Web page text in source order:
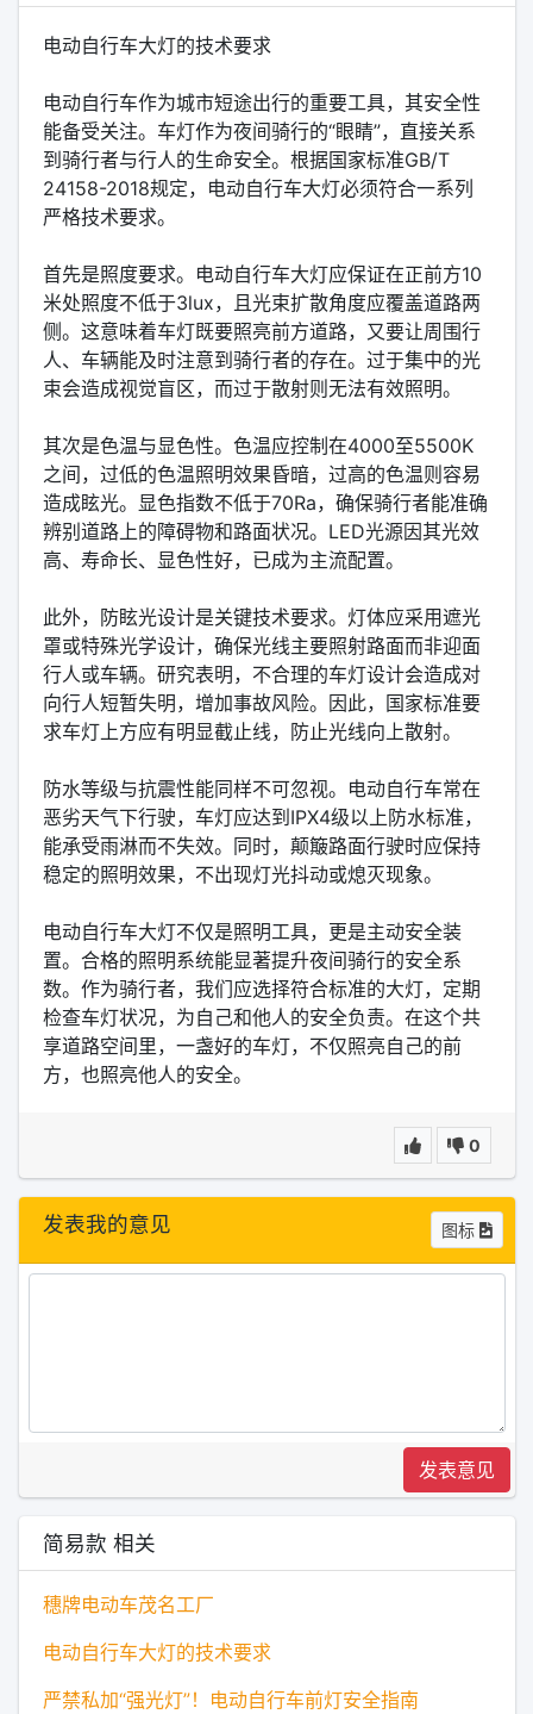
电动自行车大灯的技术要求
电动自行车作为城市短途出行的重要工具，其安全性
能备受关注。车灯作为夜间骑行的“眼睛”，直接关系
到骑行者与行人的生命安全。根据国家标准GB/T
24158-2018规定，电动自行车大灯必须符合一系列
严格技术要求。
首先是照度要求。电动自行车大灯应保证在正前方10
米处照度不低于3lux，且光束扩散角度应覆盖道路两
侧。这意味着车灯既要照亮前方道路，又要让周围行
人、车辆能及时注意到骑行者的存在。过于集中的光
束会造成视觉盲区，而过于散射则无法有效照明。
其次是色温与显色性。色温应控制在4000至5500K
之间，过低的色温照明效果昏暗，过高的色温则容易
造成眩光。显色指数不低于70Ra，确保骑行者能准确
辨别道路上的障碍物和路面状况。LED光源因其光效
高、寿命长、显色性好，已成为主流配置。
此外，防眩光设计是关键技术要求。灯体应采用遮光
罩或特殊光学设计，确保光线主要照射路面而非迎面
行人或车辆。研究表明，不合理的车灯设计会造成对
向行人短暂失明，增加事故风险。因此，国家标准要
求车灯上方应有明显截止线，防止光线向上散射。
防水等级与抗震性能同样不可忽视。电动自行车常在
恶劣天气下行驶，车灯应达到IPX4级以上防水标准，
能承受雨淋而不失效。同时，颠簸路面行驶时应保持
稳定的照明效果，不出现灯光抖动或熄灭现象。
电动自行车大灯不仅是照明工具，更是主动安全装
置。合格的照明系统能显著提升夜间骑行的安全系
数。作为骑行者，我们应选择符合标准的大灯，定期
检查车灯状况，为自己和他人的安全负责。在这个共
享道路空间里，一盏好的车灯，不仅照亮自己的前
方，也照亮他人的安全。
0
发表我的意见 图标
发表意见
简易款 相关
穗牌电动车茂名工厂
电动自行车大灯的技术要求
严禁私加“强光灯”！电动自行车前灯安全指南